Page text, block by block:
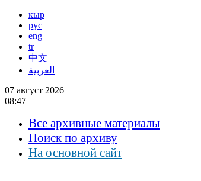
кыр
рус
eng
tr
中文
العربية
07 август 2026
08:47
Все архивные материалы
Поиск по архиву
На основной сайт